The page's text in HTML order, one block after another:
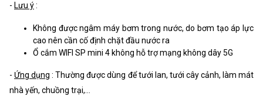
- Lưu ý:
Không được ngâm máy bơm trong nước, do bơm tạo áp lực
cao nên cần cố định chặt đầu nước ra
Ổ cắm WIFI SP mini 4 không hỗ trợ mạng không dây 5G
- Ứng dụng : Thường được dùng để tưới lan, tưới cây cảnh, làm mát
nhà yến, chuồng trại,...